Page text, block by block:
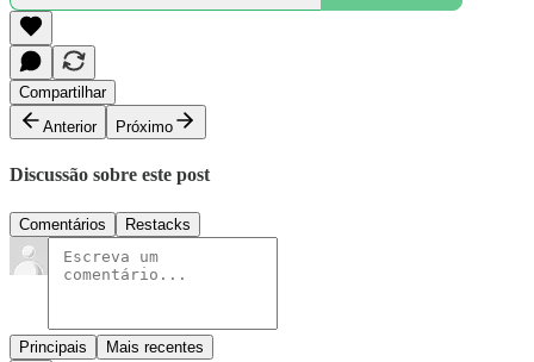
Compartilhar
Anterior
Próximo
Discussão sobre este post
Comentários Restacks
Principais Mais recentes